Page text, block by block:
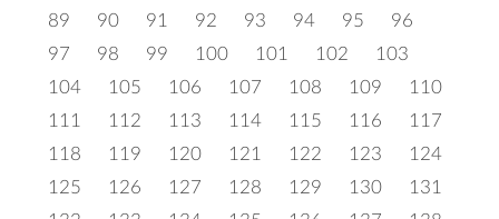
89
90 91 92 93 94 95
96
97
98 99 100 101 102
103
104
105 106 107 108 109
110
111
112 113 114 115 116
117
118
119 120 121 122 123
124
125
126 127 128 129 130
131